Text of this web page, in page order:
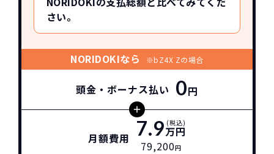
さい。
NORIDOKIなら ※bZ4X Zの場合
頭金・ボーナス払い 0円
月額費用 7.9万円
(税込)
79,200円